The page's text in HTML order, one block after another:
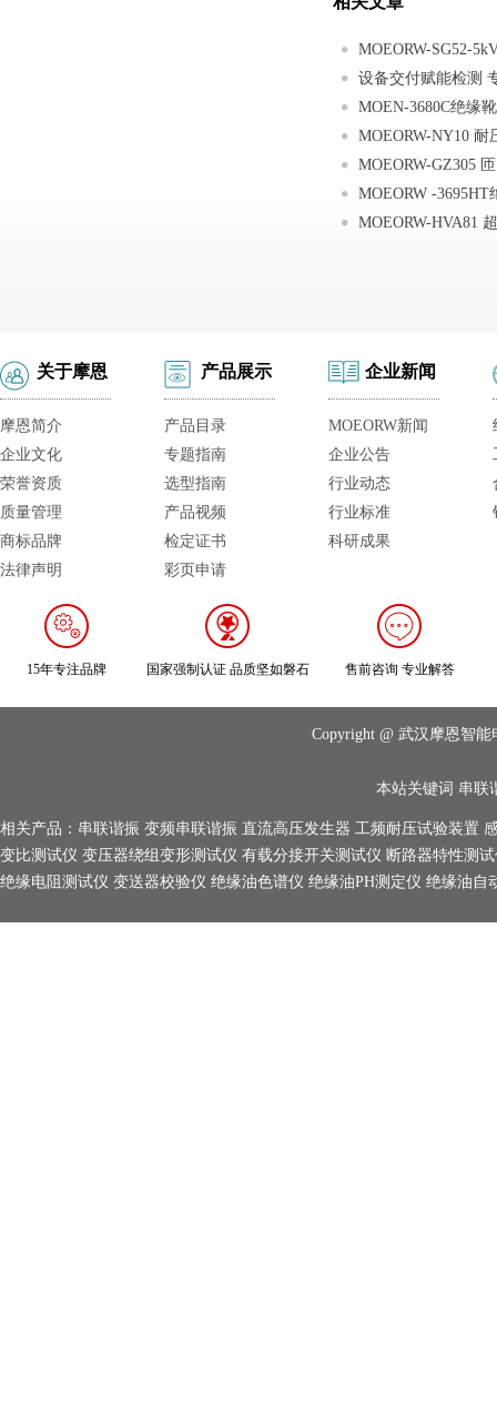
MOEORW-NY10
关于摩恩
摩恩简介
企业文化
荣誉资质
质量管理
商标品牌
法律声明
产品展示
产品目录
专题指南
选型指南
产品视频
检定证书
彩页申请
企业新闻
MOEORW新闻
企业公告
行业动态
行业标准
科研成果
15年专注品牌 国家强制认证 品质坚如磐石 售前咨询 专业解答
Copyright @ 武汉摩恩智
本站关键词 串联
相关产品： 串联谐振 变频串联谐振 直流高压发生器 工频耐压试验装置
变比测试仪 变压器绕组变形测试仪 有载分接开关测试仪 断路器特性测
绝缘电阻测试仪 变送器校验仪 绝缘油色谱仪 绝缘油PH测定仪 绝缘油自